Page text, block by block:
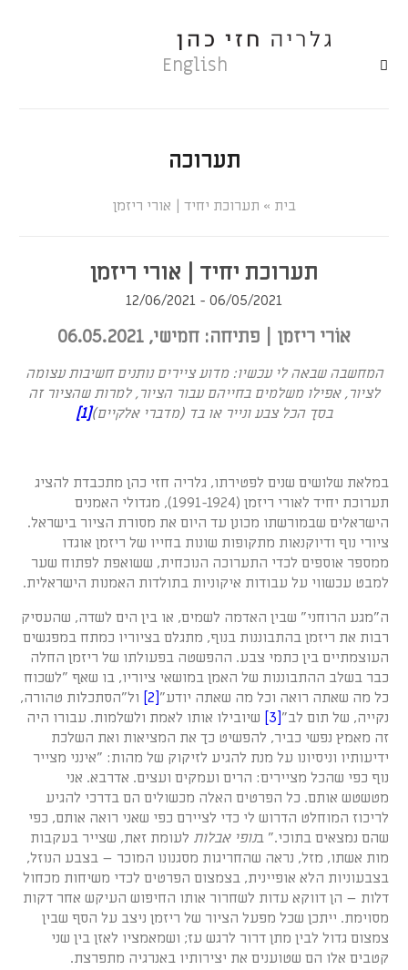
English
תערוכה
» תערוכת יחיד | אורי ריזמן
תערוכת יחיד | אורי ריזמן
06/05/2021 - 12/06/2021
אוֹרי ריזמן | פתיחה: חמישי, 06.05.2021
המחשבה שבאה לי עכשיו: מדוע ציירים נותנים חשיבות עצומה
לציור, אפילו משלמים בחייהם עבור הציור, למרות שהציור זה
בסך הכל צבע ונייר או בד (מדברי אלקיים)[1]
במלאת שלושים שנים לפטירתו, גלריה חזי כהן מתכבדת להציג
תערוכת יחיד לאורי ריזמן (1991-1924), מגדולי האמנים
הישראלים שבמורשתו מכונן עד היום את מסורת הציור בישראל.
ציורי נוף ודיוקנאות מתקופות שונות בחייו של ריזמן אוגדו
ממספר אוספים לכדי התערוכה הנוכחית, ששואפת לפתוח שער
למבט עכשווי על עבודות איקוניות בתולדות האמנות הישראלית.
ה"מגע הרוחני" שבין האדמה לשמים, או בין הים לשדה, שהעסיק
רבות את ריזמן בהתבוננות בנוף, מתגלם בציוריו כמתח במפגשים
העוצמתיים בין כתמי צבע. ההפשטה בפעולתו של ריזמן החלה
כבר בשלב ההתבוננות של האמן במושאי ציוריו, בו שאף "לשכוח
כל מה שאתה רואה וכל מה שאתה יודע"[2]
ול"הסתכלות טהורה,
נקייה, של תום לב"[3]
שיובילו אותו לאמת ולשלמות. עבורו היה
זה מאמץ נפשי כביר, להפשיט כך את המציאות ואת השלכת
ידיעותיו וניסיונו על מנת להגיע לזיקוק של מהות: "אינני מצייר
נוף כפי שהכל מציירים: הרים ועמקים ועצים. אדרבא. אני
מטשטש אותם. כל הפרטים האלה מכשולים הם בדרכי להגיע
לריכוז המוחלט הדרוש לי כדי לציירם כפי שאני רואה אותם, כפי
שהם נמצאים בתוכי." בנופי אבלות לעומת זאת, שצייר בעקבות
מות אשתו, מזל, נראה שהחריגות מסגנונו המוכר ­– בצבע הנוזל,
בצבעוניות הלא אופיינית, בצמצום הפרטים לכדי משיחות מכחול
דלות – הן דווקא עדות לשחרור אותו החיפוש העיקש אחר דקות
מסוימת. ייתכן שכל מפעל הציור של ריזמן ניצב על הסף שבין
צמצום גדול לבין מתן דרור לרגש עז; ושמאמציו לאזן בין שני
קטבים אלו הם שטוענים את יצירותיו באנרגיה מתפרצת.